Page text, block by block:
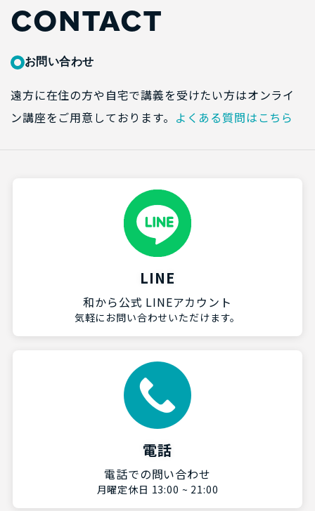
CONTACT
お問い合わせ
遠方に在住の方や自宅で講義を受けたい方はオンライ
ン講座をご用意しております。 よくある質問はこちら
LINE
和から公式 LINEアカウント
気軽にお問い合わせいただけます。
電話
電話での問い合わせ
月曜定休日 13:00 ~ 21:00